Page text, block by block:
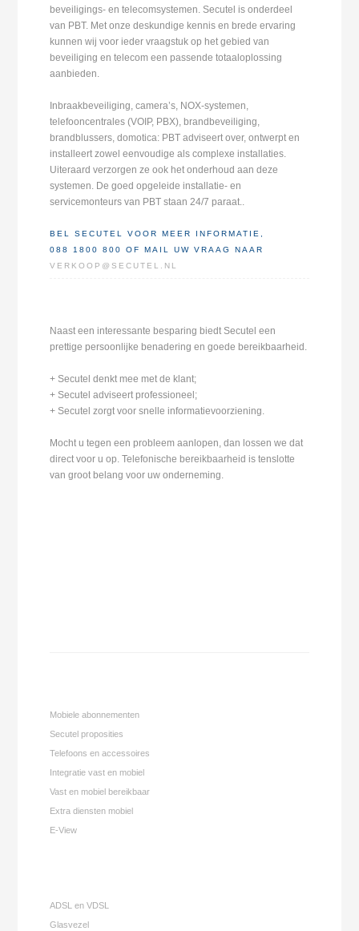
beveiligings- en telecomsystemen. Secutel is onderdeel
van PBT. Met onze deskundige kennis en brede ervaring
kunnen wij voor ieder vraagstuk op het gebied van
beveiliging en telecom een passende totaaloplossing
aanbieden.
Inbraakbeveiliging, camera’s, NOX-systemen,
telefooncentrales (VOIP, PBX), brandbeveiliging,
brandblussers, domotica: PBT adviseert over, ontwerpt en
installeert zowel eenvoudige als complexe installaties.
Uiteraard verzorgen ze ook het onderhoud aan deze
systemen. De goed opgeleide installatie- en
servicemonteurs van PBT staan 24/7 paraat..
BEL SECUTEL VOOR MEER INFORMATIE,
088 1800 800 OF MAIL UW VRAAG NAAR
VERKOOP@SECUTEL.NL
Naast een interessante besparing biedt Secutel een
prettige persoonlijke benadering en goede bereikbaarheid.
+ Secutel denkt mee met de klant;
+ Secutel adviseert professioneel;
+ Secutel zorgt voor snelle informatievoorziening.
Mocht u tegen een probleem aanlopen, dan lossen we dat
direct voor u op. Telefonische bereikbaarheid is tenslotte
van groot belang voor uw onderneming.
Mobiele abonnementen
Secutel proposities
Telefoons en accessoires
Integratie vast en mobiel
Vast en mobiel bereikbaar
Extra diensten mobiel
E-View
ADSL en VDSL
Glasvezel